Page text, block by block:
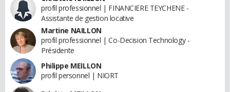
profil professionnel | FINANCIERE TEYCHENE -
Assistante de gestion locative
Martine NAILLON
profil professionnel | Co-Decision Technology -
Présidente
Philippe MEILLON
profil personnel | NIORT